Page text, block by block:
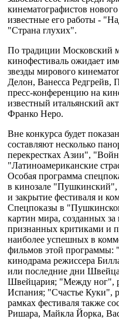
кинематографистов
известные его работы -
"Страна глухих".
По традиции Московский
кинофестиваль ожидает
звезды мирового
Делон, Ванесса
пресс-конференцию на
известный итальянский
Франко Неро.
Вне конкурса будет
составляют несколько
перекрестках Азии",
"Латиноамериканские
Особая программа
в кинозале "Пушкинский",
и закрытие фестиваля и
Спецпоказы в
картин мира, созданных за
признанных критиками и
наиболее успешных в
фильмов этой программы:
кинодрама режиссера
или последние дни
Швейцария; "Между ног",
Испания; "Счастье
рамках фестиваля также
Ришара, Майкла Йорка,